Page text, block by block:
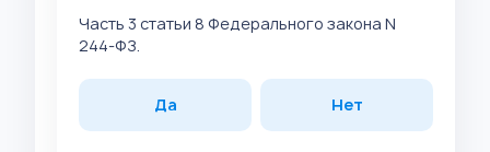
Часть 3 статьи 8 Федерального закона N
244-ФЗ.
Да Нет